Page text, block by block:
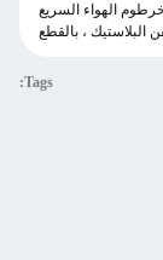
الهواء السريع
البلاستيك ، بالقطع
Tags: